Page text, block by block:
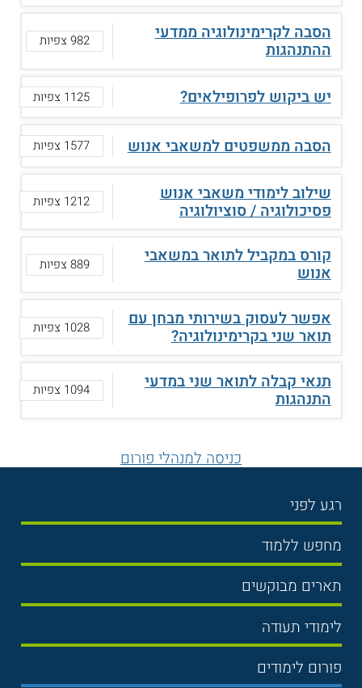
הסבה לקרימינולוגיה ממדעי
ההתנהגות 982 צפיות
יש ביקוש לפרופילאים? 1125 צפיות
הסבה ממשפטים למשאבי אנוש 1577 צפיות
שילוב לימודי משאבי אנוש
פסיכולוגיה / סוציולוגיה 1212 צפיות
קורס במקביל לתואר במשאבי
אנוש 889 צפיות
אפשר לעסוק בשירותי מבחן עם
תואר שני בקרימינולוגיה? 1028 צפיות
תנאי קבלה לתואר שני במדעי
התנהגות 1094 צפיות
כניסה למנהלי פורום
רגע לפני
בחירת לימודים
תנאי קבלה
שכר לימוד
אוניברסיטה
מכללות
ימים פתוחים
מחפש ללמוד
תואר ראשון
תואר שני
הכנה לבגרות
מכינות
תארים מבוקשים
משפטים
מנהל עסקים
כלכלה
לימודי תעודה
נדל"ן
פורום לימודים